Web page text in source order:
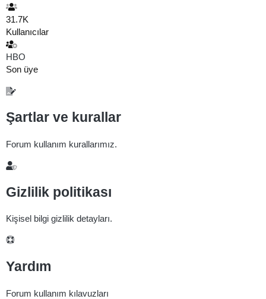
31.7K
Kullanıcılar
HBO
Son üye
Şartlar ve kurallar
Forum kullanım kurallarımız.
Gizlilik politikası
Kişisel bilgi gizlilik detayları.
Yardım
Forum kullanım kılavuzları